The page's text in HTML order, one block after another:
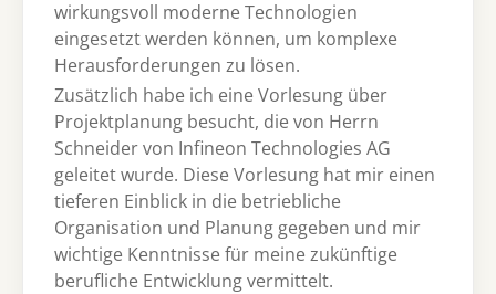
wirkungsvoll moderne Technologien
eingesetzt werden können, um komplexe
Herausforderungen zu lösen.
Zusätzlich habe ich eine Vorlesung über
Projektplanung besucht, die von Herrn
Schneider von Infineon Technologies AG
geleitet wurde. Diese Vorlesung hat mir einen
tieferen Einblick in die betriebliche
Organisation und Planung gegeben und mir
wichtige Kenntnisse für meine zukünftige
berufliche Entwicklung vermittelt.